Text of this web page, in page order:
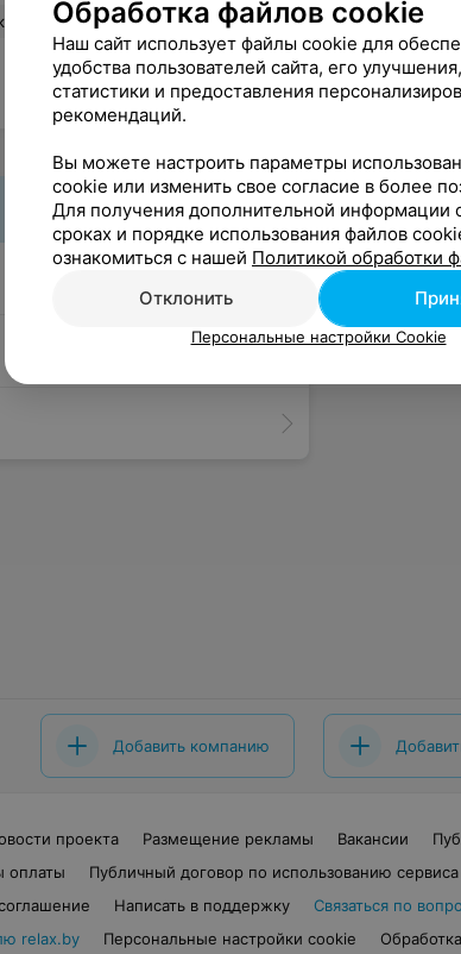
очень внимательный и компетентный специалист. Спасибо Вам за ваш труд. Еще
Добавить компанию
проекта Размещение рекламы Вакансии
оплаты
Публичный договор по использованию
Написать в поддержку
Связаться по
relax.by
Персональные настройки cookie
Обработка файлов cookie
Наш сайт использует файлы cookie для
удобства пользователей сайта, его
статистики и предоставления
рекомендаций.
Вы можете настроить параметры
cookie или изменить свое согласие в более
Для получения дополнительной информации
сроках и порядке использования файлов
ознакомиться с нашей Политикой обработки
Отклонить
Персональные настройки Cookie